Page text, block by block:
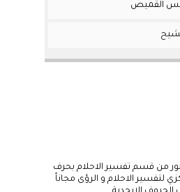
القميص
من قسم تفسير الاحلام بحرف
لتفسير الاحلام و الرؤى مجاناً